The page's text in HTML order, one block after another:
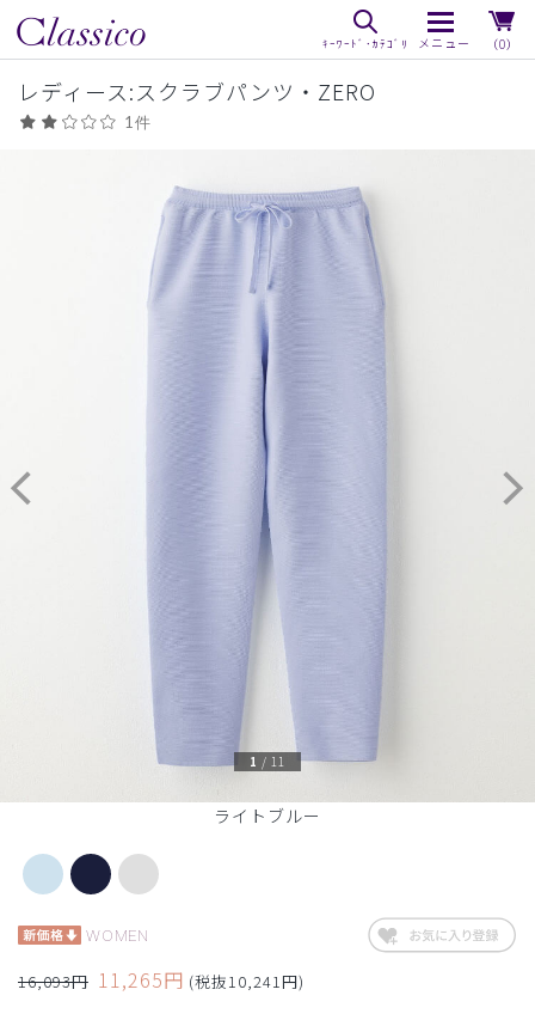
（0）
レディース:スクラブパンツ・ZERO
1件
ライトブルー
1 / 11
WOMEN
16,093円 11,265円 (税抜10,241円)